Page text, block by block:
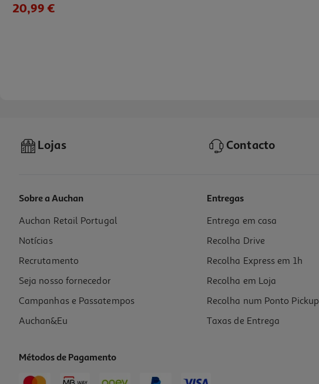
20,99 €
Auriculares True Wireless Qilive Q.1930 20h Azul
22.99 €/un
22,99 €
Lojas Contacto
Sobre a Auchan
Auchan Retail Portugal
Notícias
Recrutamento
Seja nosso fornecedor
Campanhas e Passatempos
Auchan&Eu
Entregas
Entrega em casa
Recolha Drive
Recolha Express em 1h
Recolha em Loja
Recolha num Ponto Pickup
Taxas de Entrega
Métodos de Pagamento